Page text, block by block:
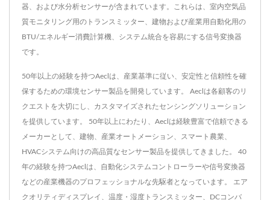
器、および水分析センサーが含まれています。これらは、室内空気品
質モニタリング用のトランスミッター、建物および産業用自動化用の
BTU/エネルギー消費計算機、システム統合を容易にする信号変換器
です。
50年以上の経験を持つAeclは、産業基準に従い、安定性と信頼性を確
保するための環境センサー製品を開発しています。 Aeclは各顧客のリ
クエストを大切にし、カスタマイズされたセンシングソリューション
を提供しています。 50年以上にわたり、Aeclは経験豊富で信頼できる
メーカーとして、建物、産業オートメーション、スマート農業、
HVACシステム向けの高品質なセンサー製品を提供してきました。 40
年の経験を持つAeclは、自動化システムコントローラーや信号変換器
などの産業機器のプロフェッショナルな先駆者となっています。 エア
クオリティディスプレイ、温度・湿度トランスミッター、DCコンバ